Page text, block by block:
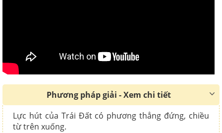
Phương pháp giải - Xem chi tiết
Lực hút của Trái Đất có phương thẳng đứng, chiều
từ trên xuống.